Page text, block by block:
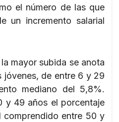
el número de las que
un incremento salarial
la mayor subida se anota
jóvenes, de entre 6 y 29
mediano del 5,8%.
y 49 años el porcentaje
entre 50 y